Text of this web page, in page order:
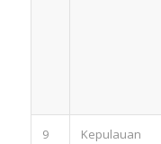
9
Kepulauan